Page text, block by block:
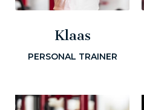
Klaas
PERSONAL TRAINER